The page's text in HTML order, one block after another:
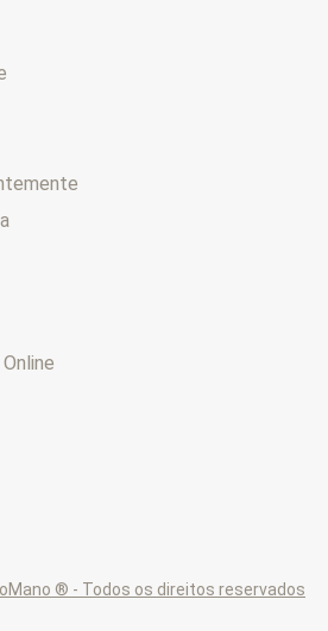
® - Todos os direitos reservados